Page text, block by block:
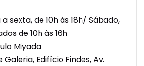
sexta, de 10h às 18h/ Sábado,
de 10h às 16h
Miyada
Galeria, Edifício Findes, Av.